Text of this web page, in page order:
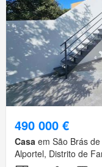
490 000 €
Casa em São Brás
Alportel, Distrito de